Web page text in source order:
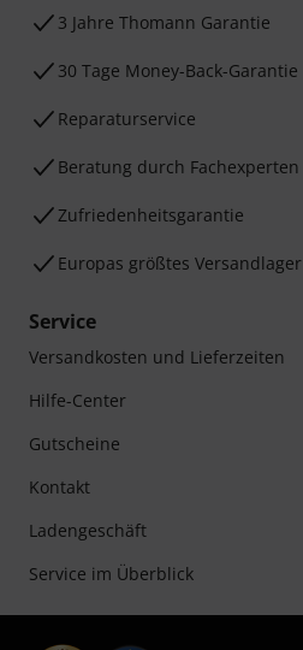
3 Jahre Thomann Garantie
30 Tage Money-Back-Garantie
Reparaturservice
Beratung durch Fachexperten
Zufriedenheitsgarantie
Europas größtes Versandlager
Service
Versandkosten und Lieferzeiten
Hilfe-Center
Gutscheine
Kontakt
Ladengeschäft
Service im Überblick